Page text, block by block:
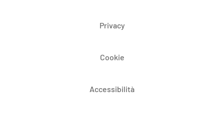
Privacy
Cookie
Accessibilità